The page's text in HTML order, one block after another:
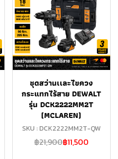
ชุดสว่านเเละไขควง
กระแทกไร้สาย DEWALT
รุ่น DCK2222MM2T
(MCLAREN)
SKU : DCK2222MM2T-QW
฿21,900฿11,500